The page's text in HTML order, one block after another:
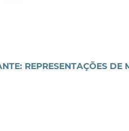
REPRESENTAÇÕES DE